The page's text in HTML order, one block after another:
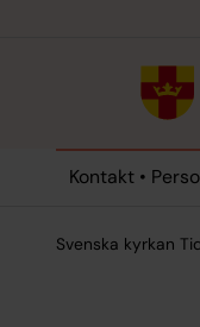
Kontakt •
Svenska kyrkan